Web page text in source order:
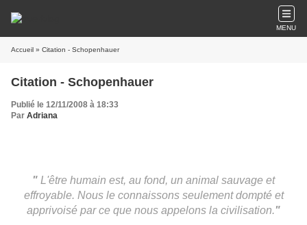
MENU
Accueil » Citation - Schopenhauer
Citation - Schopenhauer
Publié le 12/11/2008 à 18:33
Par Adriana
" L'être humain est, au fond, un animal sauvage et
effroyable. Nous le connaissons seulement dompté et
apprivoisé par ce que nous appelons la civilisation."